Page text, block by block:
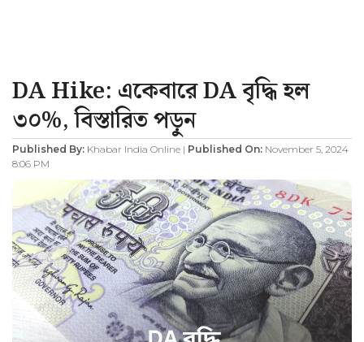
DA Hike: একেবারে DA বৃদ্ধি হল
৩০%, বিস্তারিত পড়ুন
Published By: Khabar India Online | Published On: November 5, 2024
8:06 PM